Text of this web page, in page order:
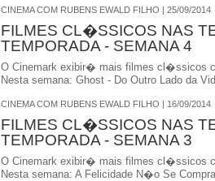
CINEMA COM RUBENS EWALD FILHO | 25/09/2014
FILMES CL�SSICOS NAS
TEMPORADA - SEMANA 4
O Cinemark exibir� mais filmes cl�ssicos
Nesta semana: Ghost - Do Outro Lado da
CINEMA COM RUBENS EWALD FILHO | 16/09/2014
FILMES CL�SSICOS NAS
TEMPORADA - SEMANA 3
O Cinemark exibir� mais filmes cl�ssicos
Nesta semana: A Felicidade N�o Se Compra